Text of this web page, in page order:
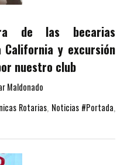
de las becarias
y excursión
nuestro club
Maldonado
Rotarias, Noticias #Portada,